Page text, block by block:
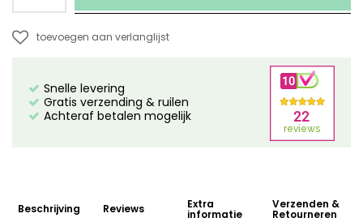
toevoegen aan verlanglijst
Snelle levering
Gratis verzending & ruilen
Achteraf betalen mogelijk
Beschrijving Reviews Extra
informatie
Verzenden &
Retourneren